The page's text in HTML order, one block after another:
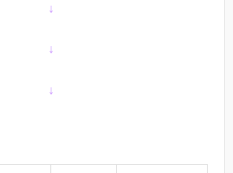
↓
↓
↓